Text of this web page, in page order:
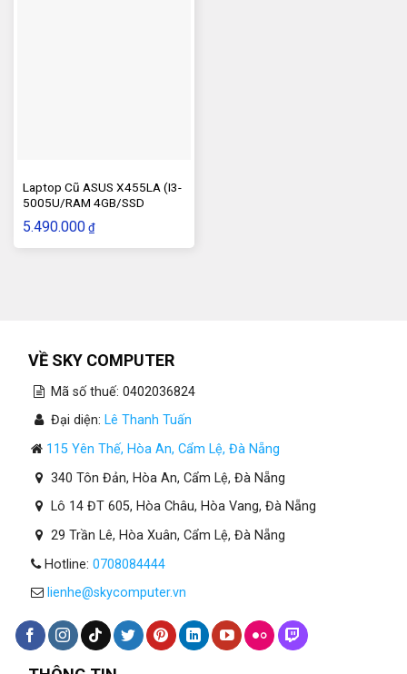
Laptop Cũ ASUS X455LA (I3-
5005U/RAM 4GB/SSD
120G/VGA–HD)
5.490.000 ₫
VỀ SKY COMPUTER
Mã số thuế: 0402036824
Đại diện: Lê Thanh Tuấn
115 Yên Thế, Hòa An, Cẩm Lệ, Đà Nẵng
340 Tôn Đản, Hòa An, Cẩm Lệ, Đà Nẵng
Lô 14 ĐT 605, Hòa Châu, Hòa Vang, Đà Nẵng
29 Trần Lê, Hòa Xuân, Cẩm Lệ, Đà Nẵng
Hotline: 0708084444
lienhe@skycomputer.vn